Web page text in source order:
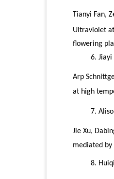
Tianyi Fan,
Ultraviolet
flowering
6.Jiayi
Arp
at high
7.
Jie Xu,
mediated
8. Huiq